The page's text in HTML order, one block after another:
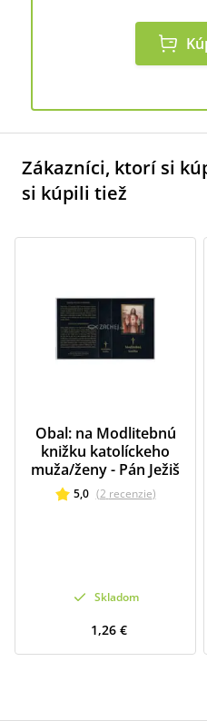
Zákazníci, ktorí si
si kúpili tiež
Obal: na Modlitebnú
knižku katolíckeho
muža/ženy - Pán Ježiš
5,0 (2 recenzie)
Skladom
1,26 €